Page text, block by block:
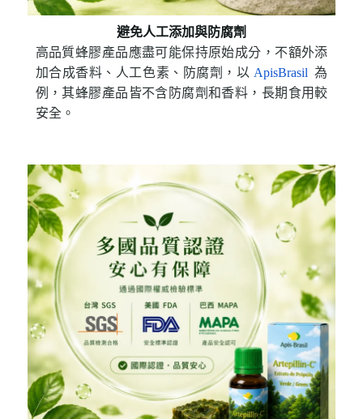
避免人工添加與防腐劑
高品質蜂膠產品應盡可能保持原始成分，不額外添
加合成香料、人工色素、防腐劑，以 ApisBrasil 為
例，其蜂膠產品皆不含防腐劑和香料，長期食用較
安全。